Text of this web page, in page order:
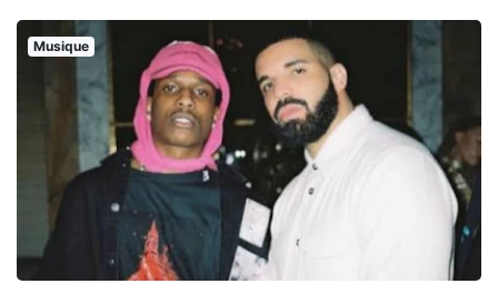
Musique